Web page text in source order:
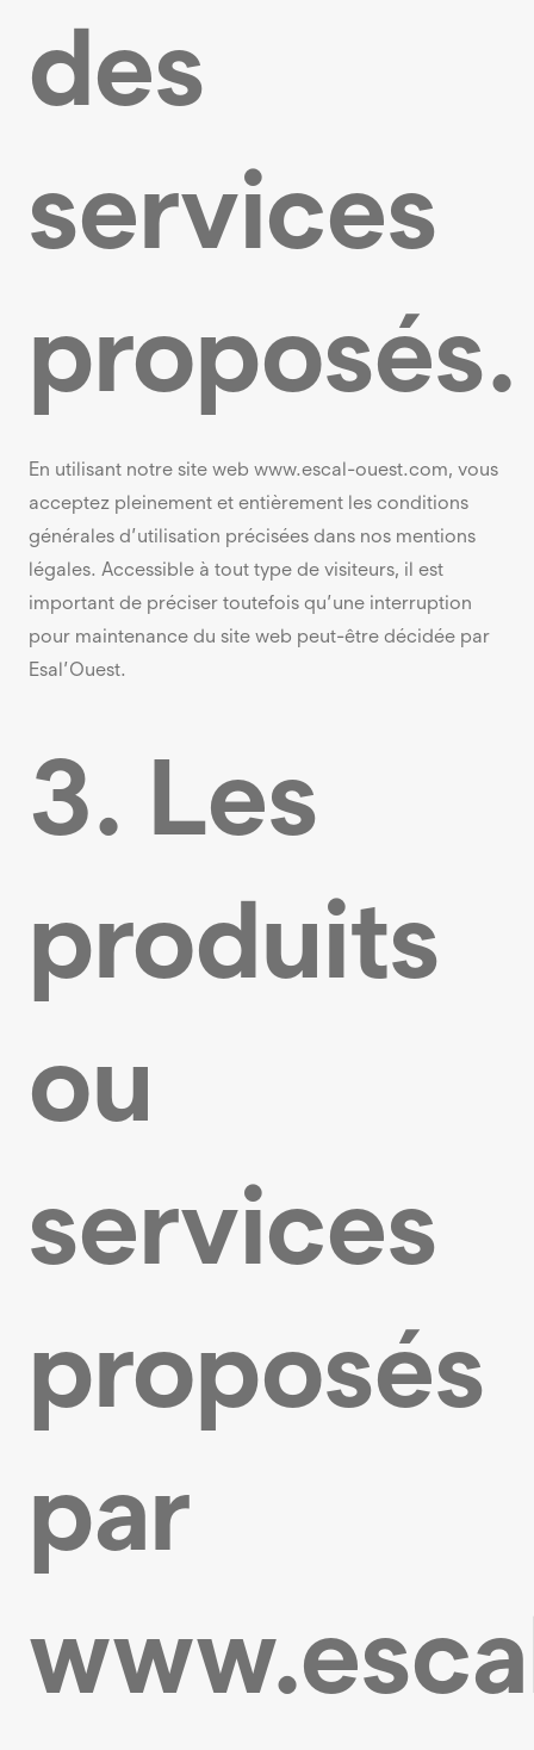
des
services
proposés.
En utilisant notre site web www.escal-ouest.com, vous
acceptez pleinement et entièrement les conditions
générales d’utilisation précisées dans nos mentions
légales. Accessible à tout type de visiteurs, il est
important de préciser toutefois qu’une interruption
pour maintenance du site web peut-être décidée par
Esal’Ouest.
3. Les
produits
ou
services
proposés
par